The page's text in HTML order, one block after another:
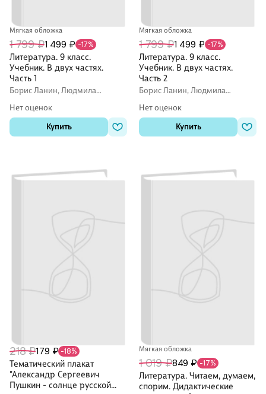
Мягкая обложка
1 799 ₽1 499 ₽ -17%
Литература. 9 класс.
Учебник. В двух частях.
Часть 1
Борис Ланин, Людмила
Шамчикова
Нет оценок
Купить
Мягкая обложка
1 799 ₽1 499 ₽ -17%
Литература. 9 класс.
Учебник. В двух частях.
Часть 2
Борис Ланин, Людмила
Шамчикова
Нет оценок
Купить
218 ₽179 ₽ -18%
Тематический плакат
"Александр Сергеевич
Пушкин - солнце русской
Мягкая обложка
1 019 ₽849 ₽ -17%
Литература. Читаем, думаем,
спорим. Дидактические